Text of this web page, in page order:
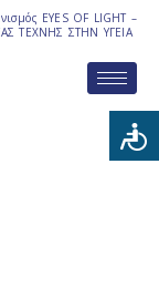
EYES OF LIGHT –
ΤΕΧΝΗΣ ΣΤΗΝ ΥΓΕΙΑ